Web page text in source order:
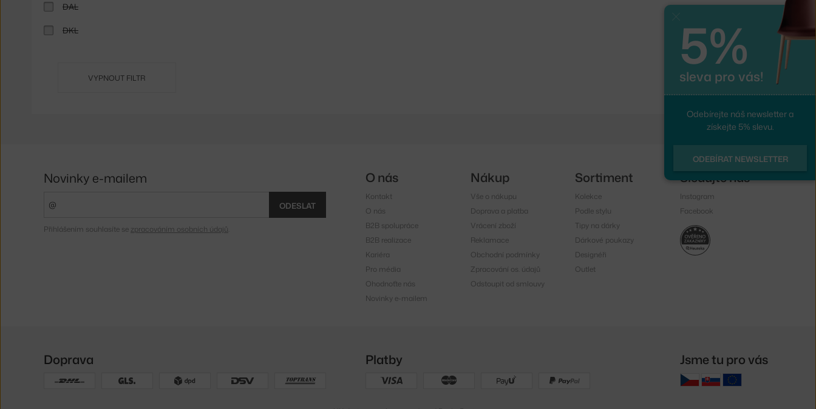
DAL
DKL
VYPNOUT FILTR 5%
sleva pro vás!
Odebírejte náš newsletter a
získejte 5% slevu.
ODEBÍRAT NEWSLETTER
Novinky e-mailem
ODESLAT
Přihlášením souhlasíte se zpracováním osobních údajů
O nás
Kontakt
O nás
B2B spolupráce
B2B realizace
Kariéra
Pro média
Ohodnoťte nás
Novinky e-mailem
Nákup
Vše o nákupu
Doprava a platba
Vrácení zboží
Reklamace
Obchodní podmínky
Zpracování os. údajů
Odstoupit od smlouvy
Sortiment
Kolekce
Podle stylu
Tipy na dárky
Dárkové poukazy
Designéři
Outlet
Sledujte nás
Instagram
Facebook
Doprava Platby Jsme tu pro vás